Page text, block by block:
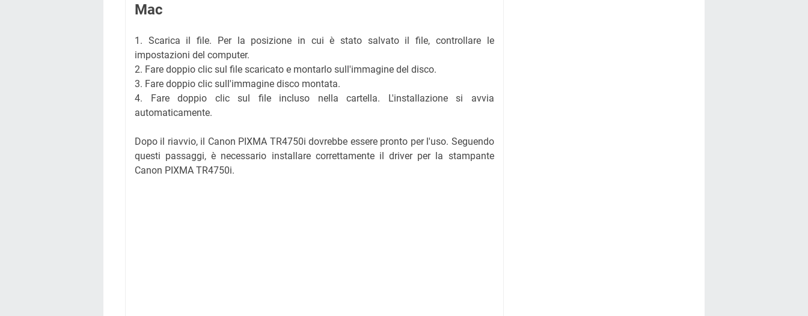
Mac
1. Scarica il file. Per la posizione in cui è stato salvato il file, controllare le
impostazioni del computer.
2. Fare doppio clic sul file scaricato e montarlo sull'immagine del disco.
3. Fare doppio clic sull'immagine disco montata.
4. Fare doppio clic sul file incluso nella cartella. L'installazione si avvia
automaticamente.
Dopo il riavvio, il Canon PIXMA TR4750i dovrebbe essere pronto per l'uso. Seguendo
questi passaggi, è necessario installare correttamente il driver per la stampante
Canon PIXMA TR4750i.